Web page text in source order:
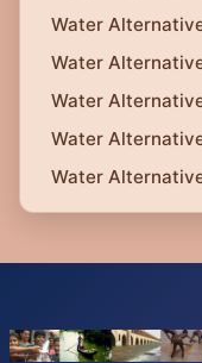
Water
Water
Water
Water
Water